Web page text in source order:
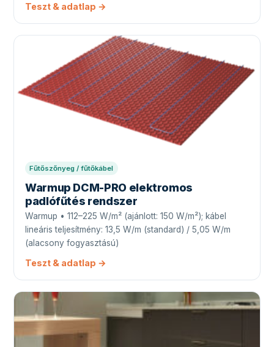
Teszt & adatlap →
Fűtőszőnyeg / fűtőkábel
Warmup DCM-PRO elektromos
padlófűtés rendszer
Warmup • 112–225 W/m² (ajánlott: 150 W/m²); kábel
lineáris teljesítmény: 13,5 W/m (standard) / 5,05 W/m
(alacsony fogyasztású)
Teszt & adatlap →